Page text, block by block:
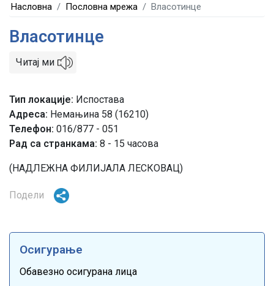
Насловна Пословна мрежа Власотинце
Власотинце
Читај ми
Тип локације Испостава
Адреса Немањина 58 (16210)
Телефон 016/877 - 051
Рад са странкама: 8 - 15 часова
(НАДЛЕЖНА ФИЛИЈАЛА ЛЕСКОВАЦ)
Подели
Осигурање
Обавезно осигурана лица